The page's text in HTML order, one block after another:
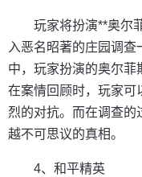
玩家将扮演**奥尔
入恶名昭著的庄园调查
中，玩家扮演的奥尔菲
在案情回顾时，玩家可
烈的对抗。而在调查
越不可思议的真相。
4、和平精英